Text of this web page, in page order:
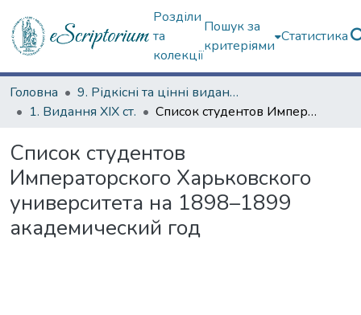
Розділи
та
колекції
Пошук за
критеріями
Статистика
Головна
9. Рідкісні та цінні видання
1. Видання ХІХ ст.
Список студентов Императорского Харьковского университета на 1898–1899 академический год
Список студентов
Императорского Харьковского
университета на 1898–1899
академический год